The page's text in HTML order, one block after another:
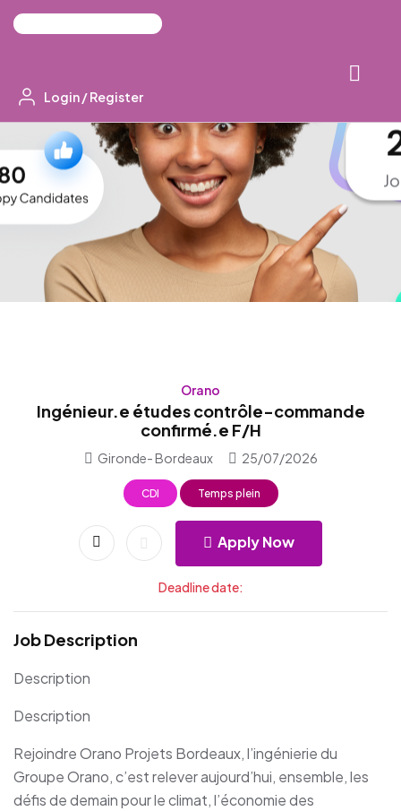
Login /Register
Orano
Ingénieur.e études contrôle-commande
confirmé.e F/H
Gironde- Bordeaux 25/07/2026
CDI Temps plein
Apply Now
Deadline date:
Job Description
Description
Description
Rejoindre Orano Projets Bordeaux, l’ingénierie du
Groupe Orano, c’est relever aujourd’hui, ensemble, les
défis de demain pour le climat, l’économie des